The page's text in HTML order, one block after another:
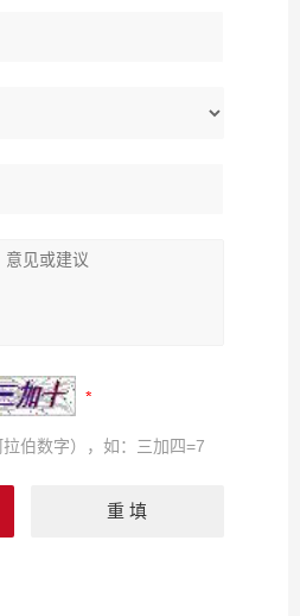
伯数字），如：三加四=7